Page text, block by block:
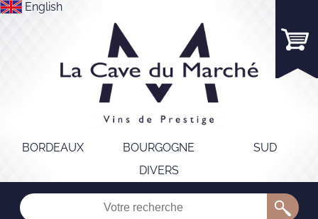
English
BORDEAUX BOURGOGNE
SUD
DIVERS